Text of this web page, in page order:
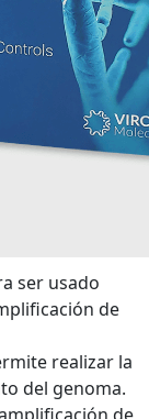
ser usado
de
realizar la
del genoma.